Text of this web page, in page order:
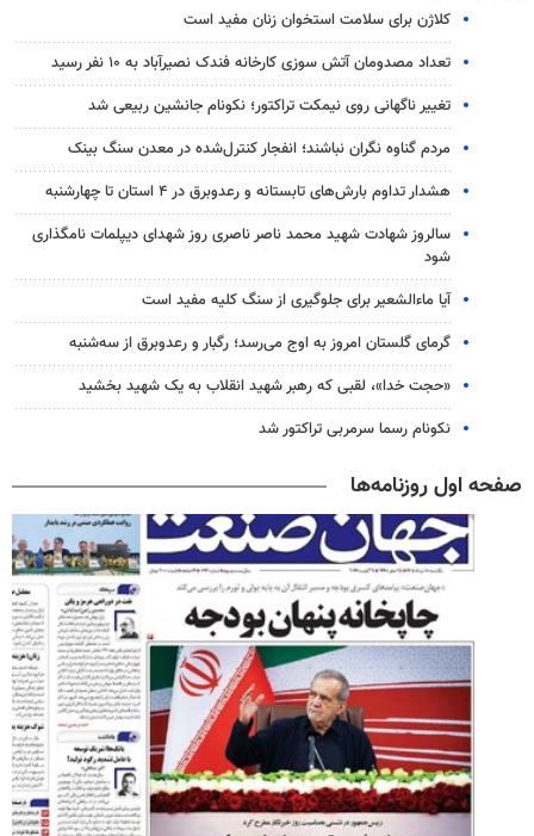
کلاژن برای سلامت استخوان زنان مفید است
تعداد مصدومان آتش سوزی کارخانه فندک نصیرآباد به ۱۰ نفر رسید
تغییر ناگهانی روی نیمکت تراکتور؛ نکونام جانشین ربیعی شد
مردم گناوه نگران نباشند؛ انفجار کنترل‌شده در معدن سنگ بینک
هشدار تداوم بارش‌های تابستانه و رعدوبرق در ۴ استان تا چهارشنبه
سالروز شهادت شهید محمد ناصر ناصری روز شهدای دیپلمات نامگذاری
شود
آیا ماءالشعیر برای جلوگیری از سنگ کلیه مفید است
گرمای گلستان امروز به اوج می‌رسد؛ رگبار و رعدوبرق از سه‌شنبه
«حجت خدا»، لقبی که رهبر شهید انقلاب به یک شهید بخشید
نکونام رسما سرمربی تراکتور شد
صفحه اول روزنامه‌ها